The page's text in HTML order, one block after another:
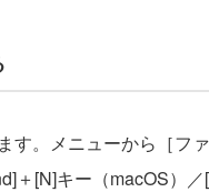
す。メニューから［フ
＋[N]キー（macOS）